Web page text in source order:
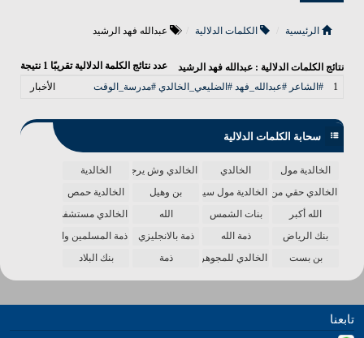
الرئيسية الكلمات الدلالية عبدالله فهد الرشيد
نتائج الكلمات الدلالية : عبدالله فهد الرشيد عدد نتائج الكلمة الدلالية تقريبًا 1 نتيجة
1
#الشاعر #عبدالله_فهد #الضليعي_الخالدي #مدرسة_الوقت الأخبار
سحابة الكلمات الدلالية
الخالدية مول الخالدي الخالدي وش يرجع
الخالدية
الخالدي حقي من الدنياالخالدية مول سينما بن وهيل
الخالدية حمص
الله أكبر
بنات الشمس الله
الخالدي مستشفى
بنك الرياض
ذمة الله ذمة بالانجليزي
ذمة المسلمين واحدة
بن بست
الخالدي للمجوهرات ذمة بنك البلاد
تابعنا